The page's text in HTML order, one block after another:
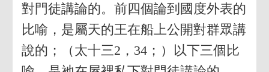
對門徒講論的。前四個論到國度外表的
比喻，是屬天的王在船上公開對群眾講
說的；（太十三2，34；）以下三個比